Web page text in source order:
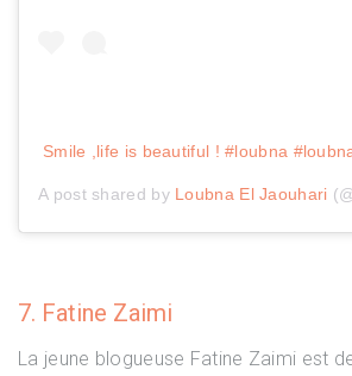
Smile ,life is beautiful ! #loubna
A post shared by Loubna El Jaouhari
7. Fatine Zaimi
La jeune blogueuse Fatine Zaimi est